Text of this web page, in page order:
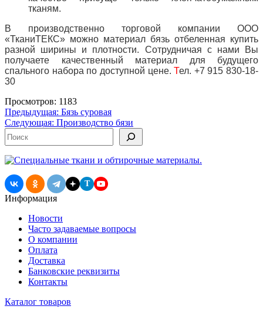
тканям.
В производственно торговой компании ООО
«ТканиТЕКС» можно материал бязь отбеленная купить
разной ширины и плотности. Сотрудничая с нами Вы
получаете качественный материал для будущего
спального набора по доступной цене.Тел. +7 915 830-18-
30
Просмотров: 1183
Навигация
по
записям
Предыдущая: Бязь суровая
Следующая: Производство бязи
Поиск
T
Информация
Новости
Часто задаваемые вопросы
О компании
Оплата
Доставка
Банковские реквизиты
Контакты
Каталог товаров